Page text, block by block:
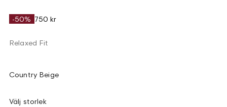
-50% 750 kr
Relaxed Fit
Country Beige
Välj storlek